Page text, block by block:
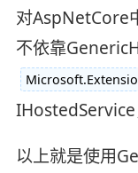
对AspNetCore
不依靠
IHostedService
以上就是使用